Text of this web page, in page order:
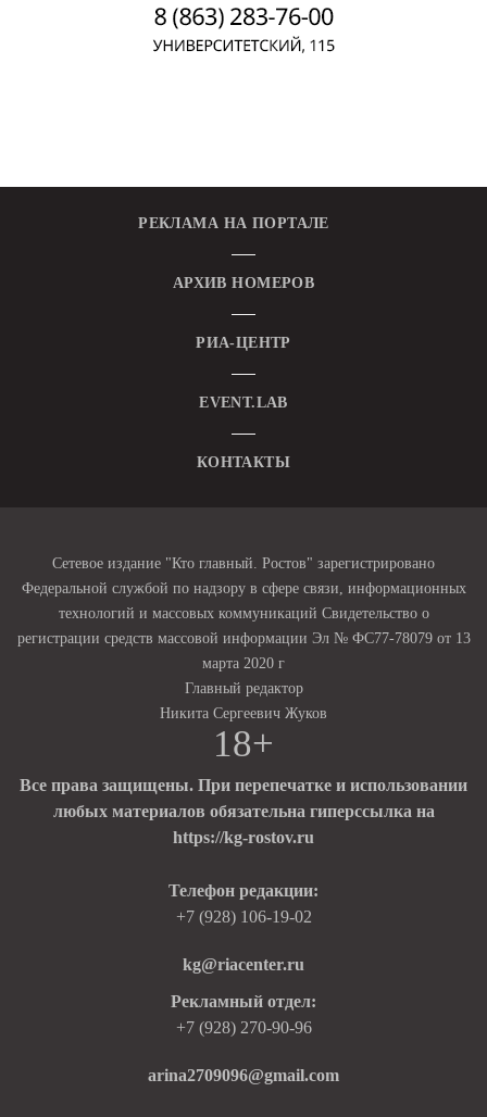
РЕКЛАМА НА ПОРТАЛЕ
АРХИВ НОМЕРОВ
РИА-ЦЕНТР
EVENT.LAB
КОНТАКТЫ
Сетевое издание "Кто главный. Ростов" зарегистрировано
Федеральной службой по надзору в сфере связи, информационных
технологий и массовых коммуникаций Свидетельство о
регистрации средств массовой информации Эл № ФС77-78079 от 13
марта 2020 г
Главный редактор
Никита Сергеевич Жуков
18+
Все права защищены. При перепечатке и использовании
любых материалов обязательна гиперссылка на
https://kg-rostov.ru
Телефон редакции:
+7 (928) 106-19-02
kg@riacenter.ru
Рекламный отдел:
+7 (928) 270-90-96
arina2709096@gmail.com